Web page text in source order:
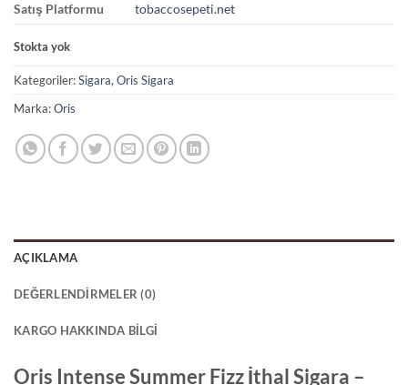
Satış Platformu
tobaccosepeti.net
Stokta yok
Kategoriler:Sigara, Oris Sigara
Marka:Oris
AÇIKLAMA
DEĞERLENDIRMELER (0)
KARGO HAKKINDA BILGI
Oris Intense Summer Fizz İthal Sigara –